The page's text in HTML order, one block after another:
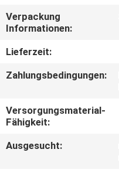
TRETEN
SIE
UNS
IN
VERBINDUNG
Verpackung
Informationen:
Lieferzeit:
Zahlungsbedingungen:
Versorgungsmaterial-
Fähigkeit:
Ausgesucht: